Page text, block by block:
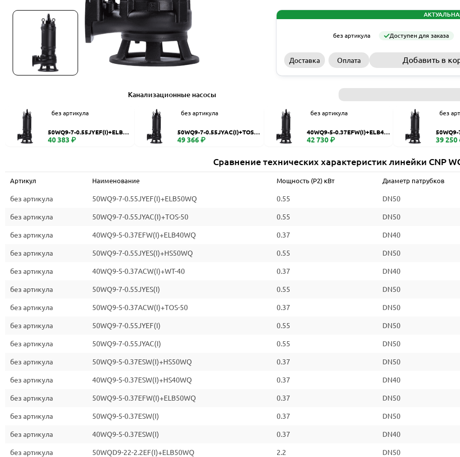
без артикула Доступен для заказа
Доставка Оплата Добавить в
Канализационные насосы
без артикула
50WQ9-7-0.55JYEF(I)+ELB50
WQ
40 383 ₽
без артикула
50WQ9-7-0.55JYAC(I)+TOS-5
0
49 366 ₽
без артикула
40WQ9-5-0.37EFW(I)+ELB40
WQ
42 730 ₽
без
50WQ9-
WQ
39 250
Сравнение технических характеристик линейки CNP
Артикул Наименование Мощность (P2) кВт Диаметр патрубков
без артикула 50WQ9-7-0.55JYEF(I)+ELB50WQ 0.55 DN50
без артикула 50WQ9-7-0.55JYAC(I)+TOS-50 0.55 DN50
без артикула 40WQ9-5-0.37EFW(I)+ELB40WQ 0.37 DN40
без артикула 50WQ9-7-0.55JYES(I)+HS50WQ 0.55 DN50
без артикула 40WQ9-5-0.37ACW(I)+WT-40 0.37 DN40
без артикула 50WQ9-7-0.55JYES(I) 0.55 DN50
без артикула 50WQ9-5-0.37ACW(I)+TOS-50 0.37 DN50
без артикула 50WQ9-7-0.55JYEF(I) 0.55 DN50
без артикула 50WQ9-7-0.55JYAC(I) 0.55 DN50
без артикула 50WQ9-5-0.37ESW(I)+HS50WQ 0.37 DN50
без артикула 40WQ9-5-0.37ESW(I)+HS40WQ 0.37 DN40
без артикула 50WQ9-5-0.37EFW(I)+ELB50WQ 0.37 DN50
без артикула 50WQ9-5-0.37ESW(I) 0.37 DN50
без артикула 40WQ9-5-0.37ESW(I) 0.37 DN40
без артикула 50WQD9-22-2.2EF(I)+ELB50WQ 2.2 DN50